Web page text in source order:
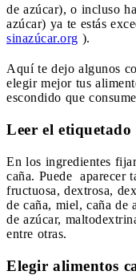
de azúcar), o incluso
azúcar) ya te estás
sinazúcar.org ).
Aquí te dejo algunos
elegir mejor tus
escondido que
Leer el
En los ingredientes
caña. Puede aparecer
fructuosa, dextrosa,
de caña, miel, caña de
de azúcar,
entre otras.
Elegir alimentos